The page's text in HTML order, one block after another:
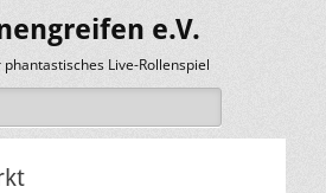
e.V.
Live-Rollenspiel